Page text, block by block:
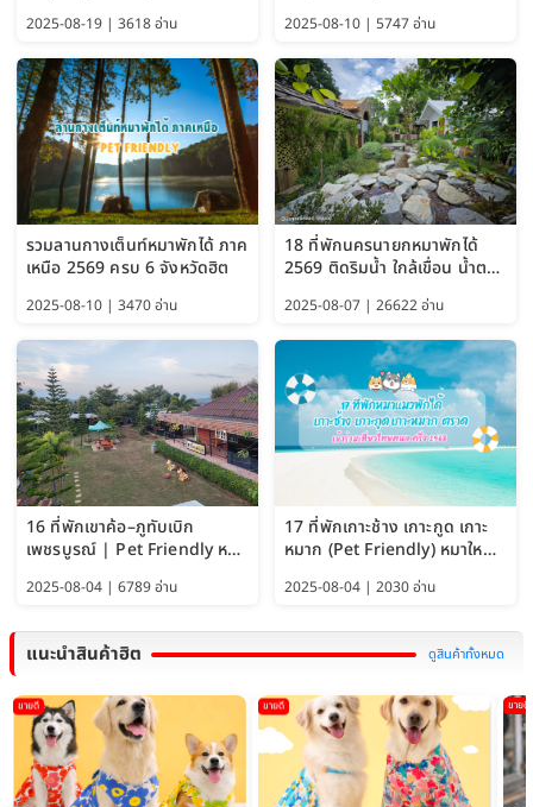
2025-08-19 | 3618 อ่าน 2025-08-10 | 5747 อ่าน
รวมลานกางเต็นท์หมาพักได้ ภาค
เหนือ 2569 ครบ 6 จังหวัดฮิต
2025-08-10 | 3470 อ่าน
18 ที่พักนครนายกหมาพักได้
2569 ติดริมน้ำ ใกล้เขื่อน น้ำตก
ได้
2025-08-07 | 26622 อ่าน
16 ที่พักเขาค้อ–ภูทับเบิก
เพชรบูรณ์ | Pet Friendly หมา
2025-08-04 | 6789 อ่าน
17 ที่พักเกาะช้าง เกาะกูด เกาะ
หมาก (Pet Friendly) หมาใหญ่
2025-08-04 | 2030 อ่าน
แนะนำสินค้าฮิต ดูสินค้าทั้งหมด
ขายดี ขายดี ขายดี